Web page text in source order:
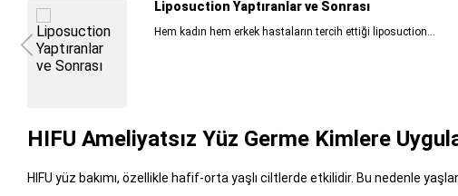
Liposuction Yaptıranlar ve Sonrası
Hem kadın hem erkek hastaların tercih ettiği liposuction...
HIFU Ameliyatsız Yüz Germe Kimlere
HIFU yüz bakımı, özellikle hafif-orta yaşlı ciltlerde etkilidir. Bu nedenle